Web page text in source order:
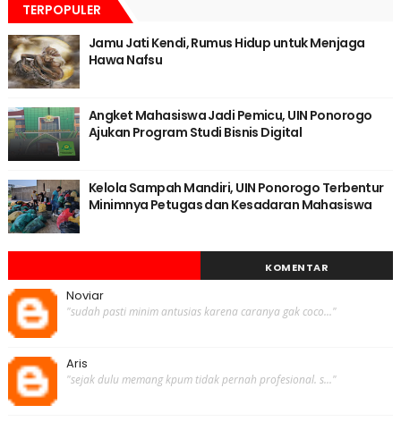
TERPOPULER
Jamu Jati Kendi, Rumus Hidup untuk Menjaga
Hawa Nafsu
Angket Mahasiswa Jadi Pemicu, UIN Ponorogo
Ajukan Program Studi Bisnis Digital
Kelola Sampah Mandiri, UIN Ponorogo Terbentur
Minimnya Petugas dan Kesadaran Mahasiswa
KOMENTAR
Noviar
"sudah pasti minim antusias karena caranya gak coco..."
Aris
"sejak dulu memang kpum tidak pernah profesional. s..."